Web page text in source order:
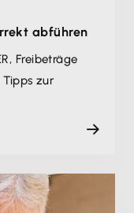
abführen
Freibeträge
Tipps zur